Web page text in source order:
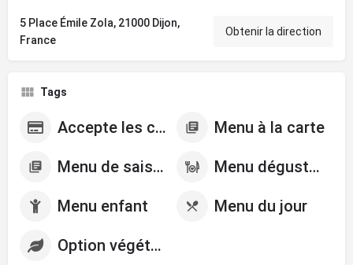
5 Place Émile Zola, 21000 Dijon,
France
Obtenir la direction
Tags
Accepte les cartes de crédits Menu à la carte
Menu de saison Menu dégustation
Menu enfant Menu du jour
Option végétarienne